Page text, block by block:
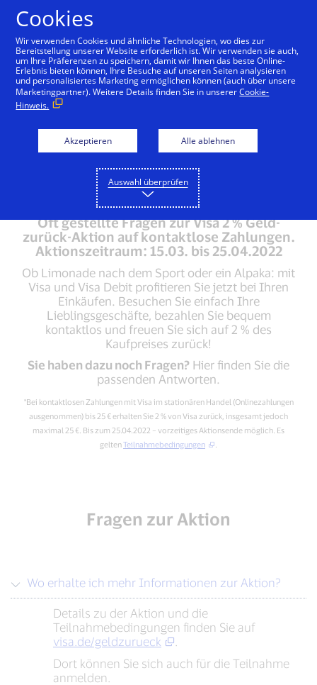
FAQ
Aktion An- und Abmeldung Transaktionen und
Oft gestellte Fragen zur Visa 2 % Geld-
zurück-Aktion auf kontaktlose Zahlungen.
Aktionszeitraum: 15.03. bis 25.04.2022
Ob Limonade nach dem Sport oder ein Alpaka: mit
Visa und Visa Debit profitieren Sie jetzt bei Ihren
Einkäufen. Besuchen Sie einfach Ihre
Lieblingsgeschäfte, bezahlen Sie bequem
kontaktlos und freuen Sie sich auf 2 % des
Kaufpreises zurück!
Sie haben dazu noch Fragen? Hier finden Sie die
passenden Antworten.
*Bei kontaktlosen Zahlungen mit Visa im stationären Handel (Onlinezahlungen
ausgenommen) bis 25 € erhalten Sie 2 % von Visa zurück, insgesamt jedoch
maximal 25 €. Bis zum 25.04.2022 – vorzeitiges Aktionsende möglich. Es
geltenTeilnahmebedingungen
Fragen zur Aktion
Wo erhalte ich mehr Informationen zur Aktion?
Details zu der Aktion und die
Teilnahmebedingungen finden Sie auf
visa.de/geldzurueck
Dort können Sie sich auch für die Teilnahme
anmelden.
Cookies
Wir verwenden Cookies und ähnliche Technologien, wo dies zur
Bereitstellung unserer Website erforderlich ist. Wir verwenden sie auch,
um Ihre Präferenzen zu speichern, damit wir Ihnen das beste Online-
Erlebnis bieten können, Ihre Besuche auf unseren Seiten analysieren
und personalisiertes Marketing ermöglichen können (auch über unsere
Marketingpartner). Weitere Details finden Sie in unsererCookie-
Hinweis.
Akzeptieren Alle ablehnen
Auswahl überprüfen